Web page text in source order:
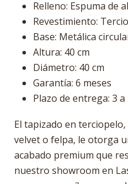
Relleno: Espuma de
Revestimiento:
Base: Metálica
Altura: 40 cm
Diámetro: 40 cm
Garantía: 6 meses
Plazo de entrega: 3
El tapizado en
velvet o felpa, le otorga
acabado premium que
nuestro showroom en